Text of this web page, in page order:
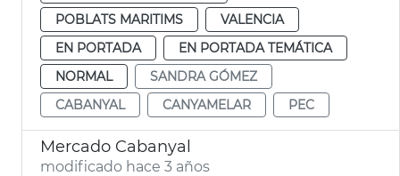
POBLATS MARITIMS
VALENCIA
EN PORTADA
EN PORTADA TEMÁTICA
NORMAL
SANDRA GÓMEZ
CABANYAL
CANYAMELAR PEC
Mercado Cabanyal
modificado hace 3 años